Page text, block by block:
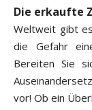
Die erkaufte
Weltweit gibt
die Gefahr
Bereiten Sie
vor! Ob ein